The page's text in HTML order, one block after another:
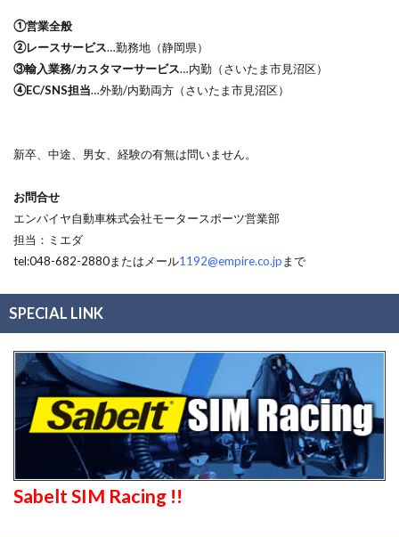
①営業全般
②レースサービス…勤務地（静岡県）
③輸入業務/カスタマーサービス…内勤（さいたま市見沼区）
④EC/SNS担当…外勤/内勤両方（さいたま市見沼区）
新卒、中途、男女、経験の有無は問いません。
お問合せ
エンパイヤ自動車株式会社モータースポーツ営業部
担当：ミエダ
tel:048-682-2880またはメール1192@empire.co.jp まで
SPECIAL LINK
Sabelt SIM Racing !!